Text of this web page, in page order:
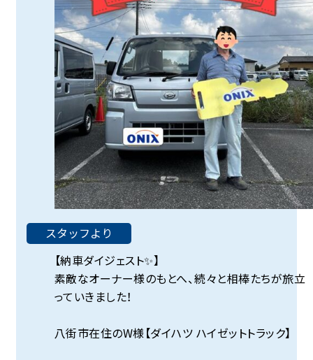
スタッフより
【納車ダイジェスト✨】
素敵なオーナー様のもとへ、続々と相棒たちが旅立
っていきました！
八街市在住のW様【ダイハツ ハイゼットトラック】